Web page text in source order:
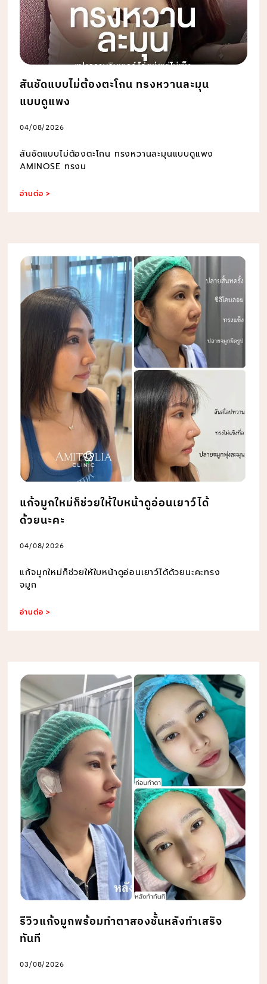
สันชัดแบบไม่ต้องตะโกน ทรงหวานละมุน
แบบดูแพง
04/08/2026
สันชัดแบบไม่ต้องตะโกน ทรงหวานละมุนแบบดูแพง
AMINOSE ทรงน
อ่านต่อ >
แก้จมูกใหม่ก็ช่วยให้ใบหน้าดูอ่อนเยาว์ได้
ด้วยนะคะ
04/08/2026
แก้จมูกใหม่ก็ช่วยให้ใบหน้าดูอ่อนเยาว์ได้ด้วยนะคะทรง
จมูก
อ่านต่อ >
รีวิวแก้จมูกพร้อมทำตาสองชั้นหลังทำเสร็จ
ทันที
03/08/2026